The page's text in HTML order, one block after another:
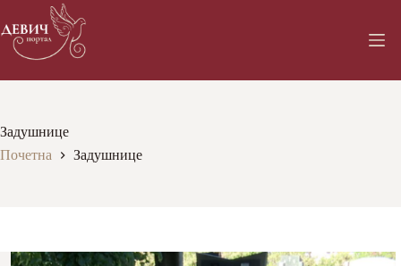
to
content
Задушнице
Почетна
Задушнице